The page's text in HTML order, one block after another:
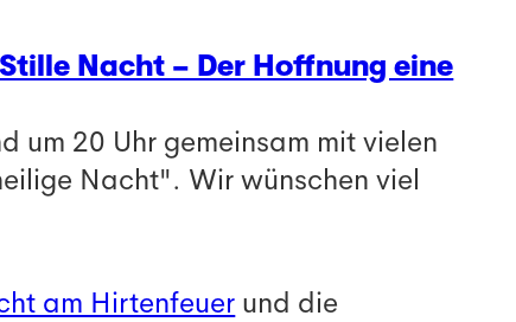
Nacht – Der Hoffnung eine
um 20 Uhr gemeinsam mit vielen
Nacht". Wir wünschen viel
am Hirtenfeuer und die